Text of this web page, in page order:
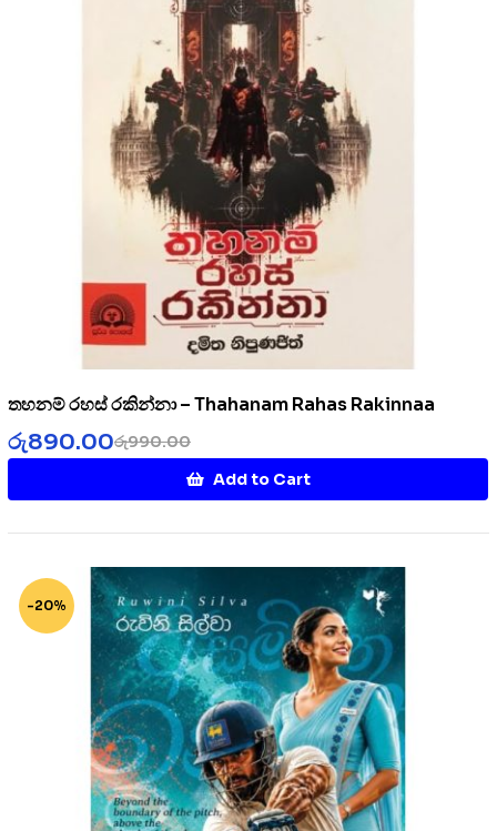
තහනම් රහස් රකින්නා – Thahanam Rahas Rakinnaa
රු990.00
රු890.00
Add to Cart
-20%